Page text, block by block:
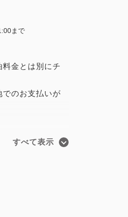
まで
金とは別にチ
でのお支払いが
（特殊な塗料
すべて表示